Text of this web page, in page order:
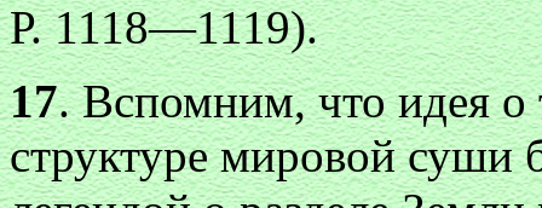
Р. 1118—1119).
17. Вспомним, что идея о
структуре мировой суши